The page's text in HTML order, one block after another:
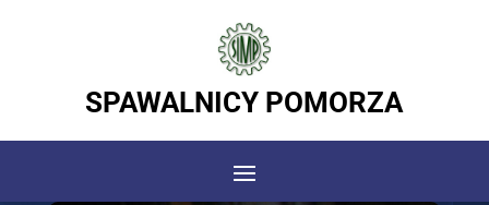
SPAWALNICY POMORZA